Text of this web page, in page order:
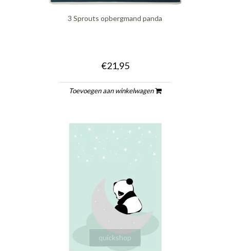
3 Sprouts opbergmand panda
€21,95
Toevoegen aan winkelwagen
quickshop